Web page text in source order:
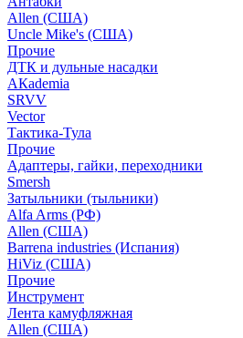
Allen (США)
Uncle Mike's (США)
Прочие
ДТК и дульные насадки
АКademia
SRVV
Vector
Тактика-Тула
Прочие
Адаптеры, гайки, переходники
Smersh
Затыльники (тыльники)
Alfa Arms (РФ)
Allen (США)
Barrena industries (Испания)
HiViz (США)
Прочие
Инструмент
Лента камуфляжная
Allen (США)